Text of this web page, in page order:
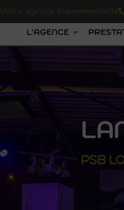
Votre agence évènementielle
L'AGENCE
PSB